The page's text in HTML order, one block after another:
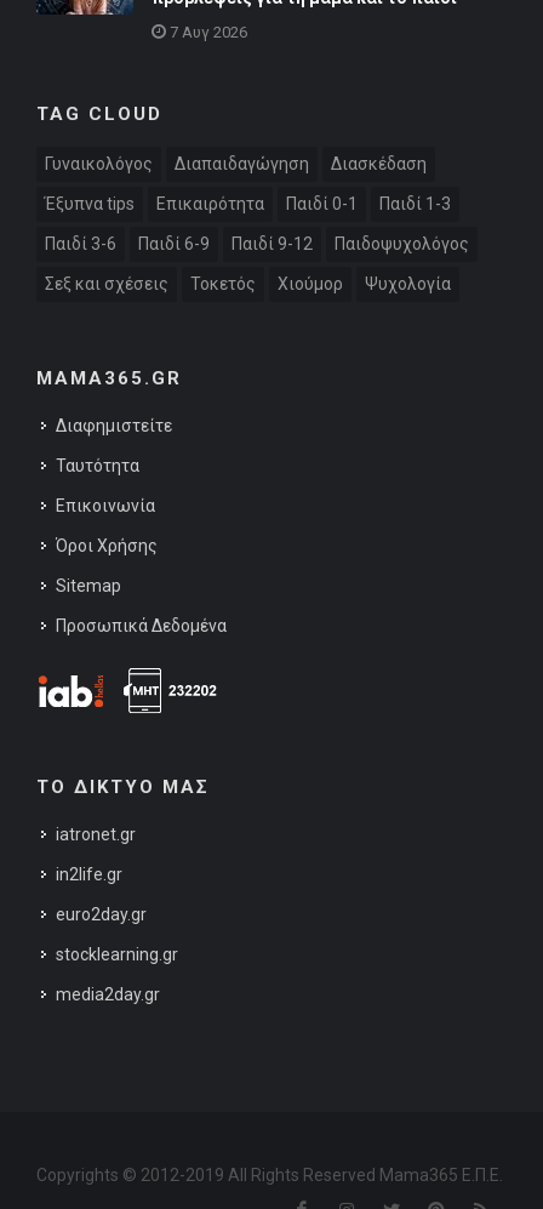
7 Αυγ 2026
TAG CLOUD
Γυναικολόγος Διαπαιδαγώγηση Διασκέδαση
Έξυπνα tips Επικαιρότητα Παιδί 0-1 Παιδί 1-3
Παιδί 3-6 Παιδί 6-9 Παιδί 9-12 Παιδοψυχολόγος
Σεξ και σχέσεις Τοκετός Χιούμορ Ψυχολογία
MAMA365.GR
Διαφημιστείτε
Ταυτότητα
Επικοινωνία
Όροι Χρήσης
Sitemap
Προσωπικά Δεδομένα
ΤΟ ΔΙΚΤΥΟ ΜΑΣ
iatronet.gr
in2life.gr
euro2day.gr
stocklearning.gr
media2day.gr
Copyrights © 2012-2019 All Rights Reserved Mama365 Ε.Π.Ε.